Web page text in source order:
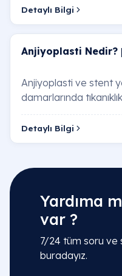
Detaylı Bilgi
Anjiyoplasti Nedir? |
Anjiyoplasti ve stent
damarlarında
geldiğinde
yöntemlerid…
Detaylı Bilgi
Yardıma
var ?
7/24 tüm soru ve
buradayız.